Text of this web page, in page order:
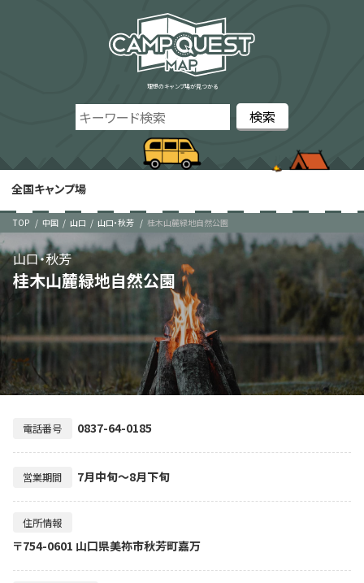
理想のキャンプ場が見つかる
全国キャンプ場
TOP 中国 山口 山口・秋芳 桂木山麓緑地自然公園
桂木山麓緑地自然公園
山口・秋芳
電話番号 0837-64-0185
営業期間 7月中旬～8月下旬
住所情報
〒754-0601 山口県美祢市秋芳町嘉万